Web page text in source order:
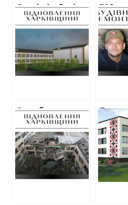
Сотні мільйонів
на школи біля
кордону у
області:
марнотратство
чи надія
Dj
ліцеї
цінами
Служба
відновлення
уклала угоду на
ремонт ліцею
біля кордону з
росією за 337
мільйонів гривень
на
на